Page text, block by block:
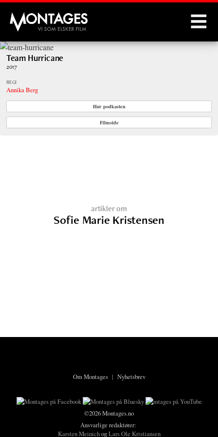
Montages
Team Hurricane
2017
REGI
Annika Berg
Hør podkasten
Filmside
artikler om
Sofie Marie Kristensen
Om Montages| Nyhetsbrev
©2026 Montages.no
Ansvarlige redaktører:
Karsten MeinichogLars Ole Kristiansen